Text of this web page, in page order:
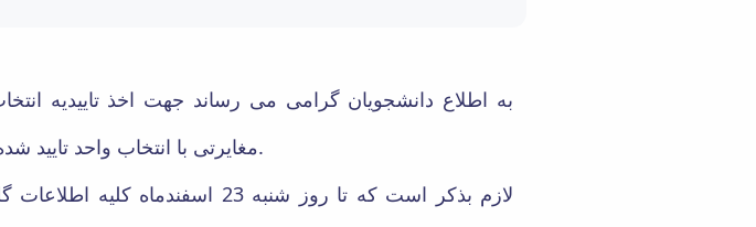
مغایرتی با انتخاب واحد تایید شده خود ملاحظه نمودند به کارشناس آموزشی گروه اطلاع دهند.
لازم بذکر است که تا روز شنبه 23 اسفندماه کلیه اطلاعات گلستان به سامانه های تدریس مجازی منتقل خواهد شد.